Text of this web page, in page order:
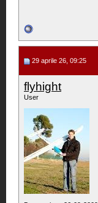
29 aprile 26, 09:25
flyhight
User